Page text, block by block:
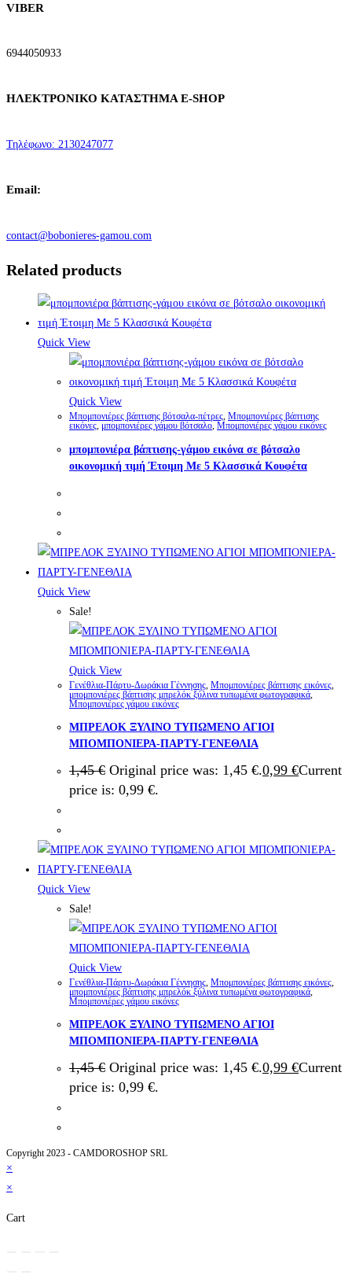
VIBER
6944050933
ΗΛΕΚΤΡΟΝΙΚΟ ΚΑΤΑΣΤΗΜΑ E-SHOP
Τηλέφωνo: 2130247077
Email:
contact@bobonieres-gamou.com
Related products
Quick View
Quick View
Μπομπονιέρες βάπτισης βότσαλα-πέτρες, Μπομπονιέρες βάπτισης
εικόνες, μπομπονιέρες γάμου βότσαλο, Μπομπονιέρες γάμου εικόνες
μπομπονιέρα βάπτισης-γάμου εικόνα σε βότσαλο
οικονομική τιμή Έτοιμη Με 5 Κλασσικά Κουφέτα
Quick View
Sale!
Quick View
Γενέθλια-Πάρτυ-Δωράκια Γέννησης Μπομπονιέρες βάπτισης εικόνες
μπομπονιέρες βάπτισης μπρελόκ ξύλινα τυπωμένα φωτογραφικά
Μπομπονιέρες γάμου εικόνες
ΜΠΡΕΛΟΚ ΞΥΛΙΝΟ ΤΥΠΩΜΕΝΟ ΑΓΙΟΙ
ΜΠΟΜΠΟΝΙΕΡΑ-ΠΑΡΤΥ-ΓΕΝΕΘΛΙΑ
1,45€ Original price was: 1,45 €.0,99 €Current
price is: 0,99 €.
Quick View
Sale!
Quick View
Γενέθλια-Πάρτυ-Δωράκια Γέννησης, Μπομπονιέρες βάπτισης εικόνες,
μπομπονιέρες βάπτισης μπρελόκ ξύλινα τυπωμένα φωτογραφικά,
Μπομπονιέρες γάμου εικόνες
ΜΠΡΕΛΟΚ ΞΥΛΙΝΟ ΤΥΠΩΜΕΝΟ ΑΓΙΟΙ
ΜΠΟΜΠΟΝΙΕΡΑ-ΠΑΡΤΥ-ΓΕΝΕΘΛΙΑ
1,45€ Original price was: 1,45 €.0,99 €Current
price is: 0,99 €.
Copyright 2023 - CAMDOROSHOP SRL
×
×
Cart